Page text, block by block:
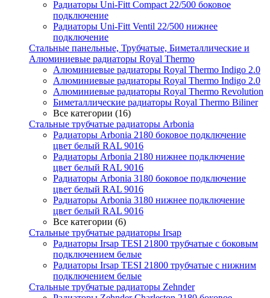
Радиаторы Uni-Fitt Compact 22/500 боковое
подключение
Радиаторы Uni-Fitt Ventil 22/500 нижнее
подключение
Стальные панельные, Трубчатые, Биметаллические и
Алюминиевые радиаторы Royal Thermo
Алюминиевые радиаторы Royal Thermo Indigo 2.0
Алюминиевые радиаторы Royal Thermo Indigo 2.0
Алюминиевые радиаторы Royal Thermo Revolution
Биметаллические радиаторы Royal Thermo Biliner
Все категории (16)
Стальные трубчатые радиаторы Arbonia
Радиаторы Arbonia 2180 боковое подключение
цвет белый RAL 9016
Радиаторы Arbonia 2180 нижнее подключение
цвет белый RAL 9016
Радиаторы Arbonia 3180 боковое подключение
цвет белый RAL 9016
Радиаторы Arbonia 3180 нижнее подключение
цвет белый RAL 9016
Все категории (6)
Стальные трубчатые радиаторы Irsap
Радиаторы Irsap TESI 21800 трубчатые с боковым
подключением белые
Радиаторы Irsap TESI 21800 трубчатые с нижним
подключением белые
Стальные трубчатые радиаторы Zehnder